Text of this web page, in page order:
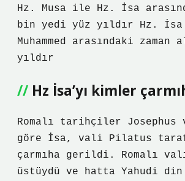
Hz. Musa ile Hz. İsa
bin yedi yüz yıldır Hz.
Muhammed arasındaki zaman
yıldır
Hz İsa’yı kimler
Romalı tarihçiler Josephus
göre İsa, vali Pilatus
çarmıha gerildi. Romalı
üstüydü ve hatta Yahudi din